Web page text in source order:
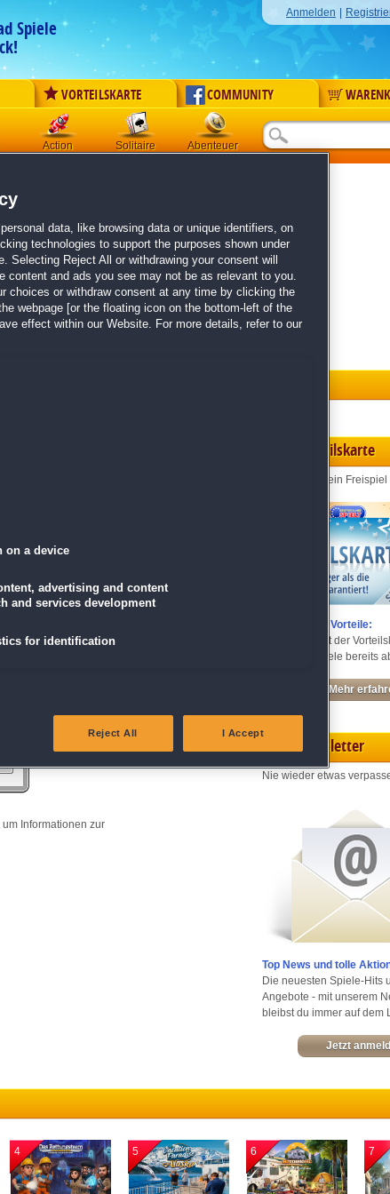
Spiele
Anmelden
VORTEILSKARTE COMMUNITY
Action Solitaire Abenteuer
gestartet für:
Blume Platinum Edition
wird in5 Sekundenbereitgestellt...
startet,klicke bitte hier.
angezeigt.
Windows Vista "Fortsetzen").
um Informationen zur
Vorteilskarte
Jeden Monat ein
Entdecke die Vorteile:
Sichere dir mit der
Rabatte – Spiele bereits
Mehr
Newsletter
Nie wieder etwas
Top News und tolle
Die neuesten Spiele-Hits
Angebote - mit unserem
bleibst du immer auf dem
Jetzt
4 5 6 7
data, like browsing data or unique identifiers, on
technologies to support the purposes shown under
Selecting Reject All or withdrawing your consent will
and ads you see may not be as relevant to you.
choices or withdraw consent at any time by clicking the
webpage [or the floating icon on the bottom-left of the
effect within our Website. For more details, refer to our
on a device
advertising and content
and services development
for identification
fraud, and fix errors
data sources
Reject All I Accept